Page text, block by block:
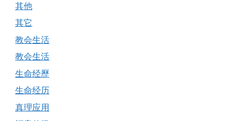
其他
其它
教会生活
教会生活
生命经歷
生命经历
真理应用